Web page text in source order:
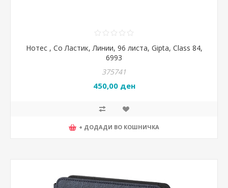
Нотес , Со Ластик, Линии, 96 листа, Gipta, Class 84,
6993
375741
450,00 ден
+ ДОДАДИ ВО КОШНИЧКА